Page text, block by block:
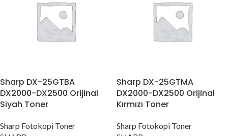
Sharp DX-25GTBA
DX2000-DX2500 Orijinal
Siyah Toner
Sharp Fotokopi Toner
Sharp DX-25GTMA
DX2000-DX2500 Orijinal
Kırmızı Toner
Sharp Fotokopi Toner